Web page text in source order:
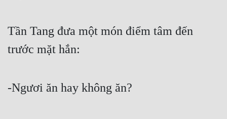
Tần Tang đưa một món điểm tâm đến
trước mặt hắn:
-Ngươi ăn hay không ăn?